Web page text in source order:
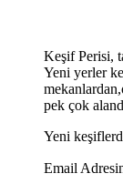
Keşif Perisi,
Yeni yerler
pek çok
Yeni
Email